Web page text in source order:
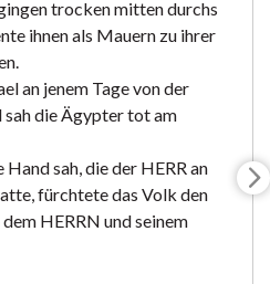
trocken mitten durchs
ihnen als Mauern zu ihrer
an jenem Tage von der
die Ägypter tot am
sah, die der HERR an
fürchtete das Volk den
HERRN und seinem